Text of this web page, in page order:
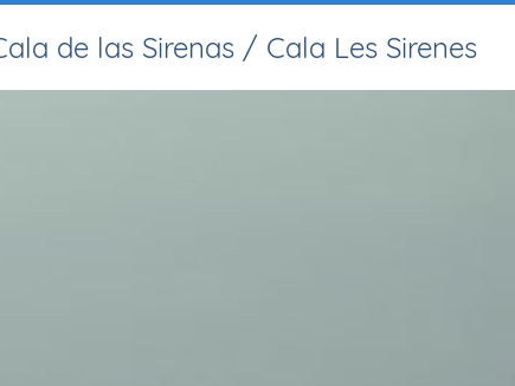
de las Sirenas / Cala Les Sirenes